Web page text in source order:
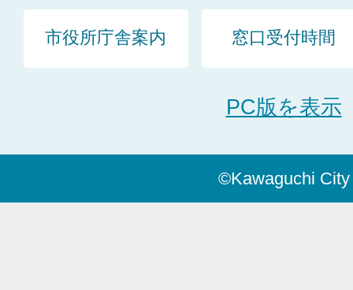
市役所庁舎案内 窓口受付時間
PC版を表示
©Kawaguchi City